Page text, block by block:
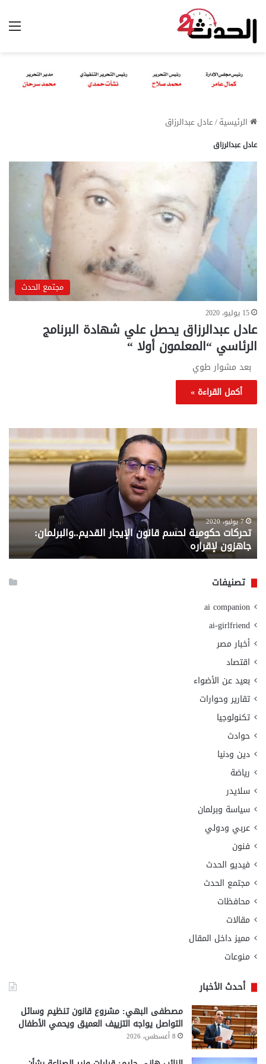
الرئيسية/عادل عبدالرزاق
عادل عبدالرزاق
مجتمع الحدث
15 يوليو، 2020
عادل عبدالرزاق يحصل علي شهادة البرنامج
الرئاسي “المعلمون أولا “
بعد مشوار طوي
أكمل القراءة »
تحركات
حكومية
لحسم
قانون
القديم..والبرلمان:
جاهزون
لإقراره
7 يوليو، 2020
تحركات حكومية لحسم قانون الإيجار القديم..والبرلمان:
جاهزون لإقراره
..
من
تصنيفات
ai companion
ai-girlfriend
أخبار مصر
اقتصاد
بعيد عن الأضواء
تقارير وحوارات
تكنولوجيا
حوادث
دين ودنيا
رياضة
سلايدر
سياسة وبرلمان
عربي ودولي
فنون
فيديو الحدث
مجتمع الحدث
محافظات
مقالات
مميز داخل المقال
منوعات
أحدث الأخبار
مصطفى البهي: مشروع قانون تنظيم وسائل
التواصل يواجه التزييف العميق ويحمي الأطفال
8 أغسطس، 2026